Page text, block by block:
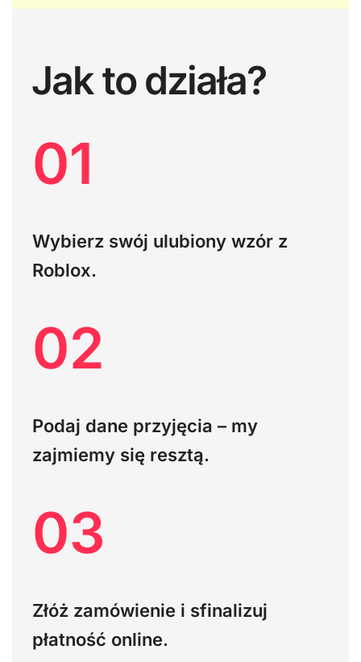
Jak to działa?
01
Wybierz swój ulubiony wzór z
Roblox.
02
Podaj dane przyjęcia – my
zajmiemy się resztą.
03
Złóż zamówienie i sfinalizuj
płatność online.